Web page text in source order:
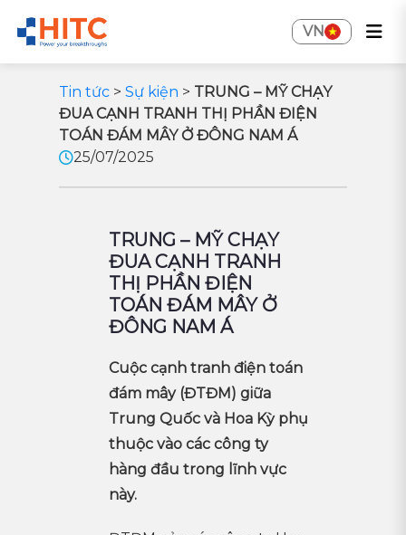
VN
Tin tức > Sự kiện > TRUNG – MỸ CHẠY
ĐUA CẠNH TRANH THỊ PHẦN ĐIỆN
TOÁN ĐÁM MÂY Ở ĐÔNG NAM Á
25/07/2025
TRUNG – MỸ CHẠY
ĐUA CẠNH TRANH
THỊ PHẦN ĐIỆN
TOÁN ĐÁM MÂY Ở
ĐÔNG NAM Á
Cuộc cạnh tranh điện toán
đám mây (ĐTĐM) giữa
Trung Quốc và Hoa Kỳ phụ
thuộc vào các công ty
hàng đầu trong lĩnh vực
này.